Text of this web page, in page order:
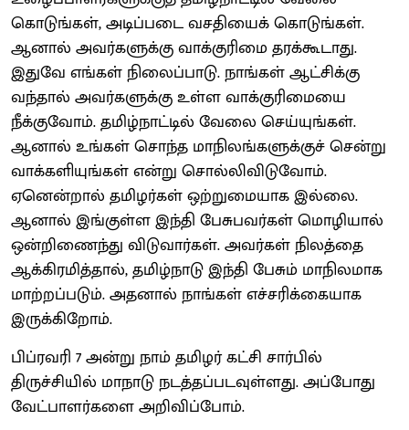
கொடுங்கள், அடிப்படை வசதியைக் கொடுங்கள்.
ஆனால் அவர்களுக்கு வாக்குரிமை தரக்கூடாது.
இதுவே எங்கள் நிலைப்பாடு. நாங்கள் ஆட்சிக்கு
வந்தால் அவர்களுக்கு உள்ள வாக்குரிமையை
நீக்குவோம். தமிழ்நாட்டில் வேலை செய்யுங்கள்.
ஆனால் உங்கள் சொந்த மாநிலங்களுக்குச் சென்று
வாக்களியுங்கள் என்று சொல்லிவிடுவோம்.
ஏனென்றால் தமிழர்கள் ஒற்றுமையாக இல்லை.
ஆனால் இங்குள்ள இந்தி பேசுபவர்கள் மொழியால்
ஒன்றிணைந்து விடுவார்கள். அவர்கள் நிலத்தை
ஆக்கிரமித்தால், தமிழ்நாடு இந்தி பேசும் மாநிலமாக
மாற்றப்படும். அதனால் நாங்கள் எச்சரிக்கையாக
இருக்கிறோம்.
பிப்ரவரி 7 அன்று நாம் தமிழர் கட்சி சார்பில்
திருச்சியில் மாநாடு நடத்தப்படவுள்ளது. அப்போது
வேட்பாளர்களை அறிவிப்போம்.